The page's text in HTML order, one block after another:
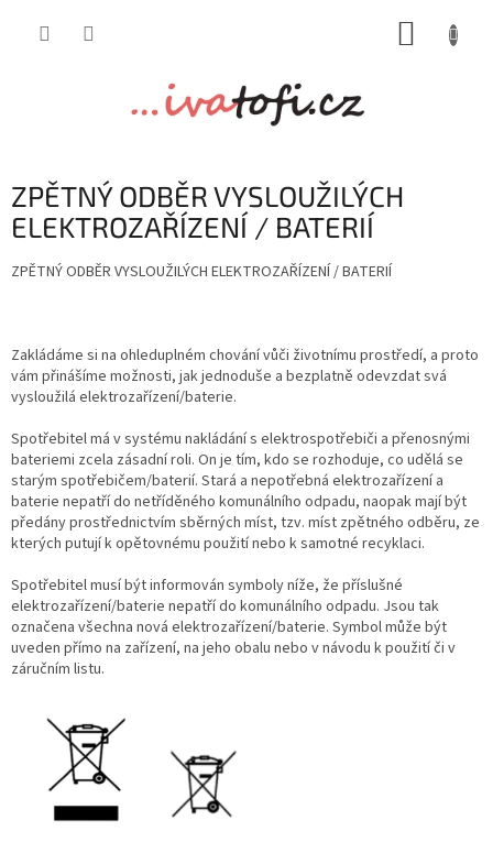
ZPĚTNÝ ODBĚR VYSLOUŽILÝCH
ELEKTROZAŘÍZENÍ / BATERIÍ
ZPĚTNÝ ODBĚR VYSLOUŽILÝCH ELEKTROZAŘÍZENÍ / BATERIÍ
Zakládáme si na ohleduplném chování vůči životnímu prostředí, a proto
vám přinášíme možnosti, jak jednoduše a bezplatně odevzdat svá
vysloužilá elektrozařízení/baterie.
Spotřebitel má v systému nakládání s elektrospotřebiči a přenosnými
bateriemi zcela zásadní roli. On je tím, kdo se rozhoduje, co udělá se
starým spotřebičem/baterií. Stará a nepotřebná elektrozařízení a
baterie nepatří do netříděného komunálního odpadu, naopak mají být
předány prostřednictvím sběrných míst, tzv. míst zpětného odběru, ze
kterých putují k opětovnému použití nebo k samotné recyklaci.
Spotřebitel musí být informován symboly níže, že příslušné
elektrozařízení/baterie nepatří do komunálního odpadu. Jsou tak
označena všechna nová elektrozařízení/baterie. Symbol může být
uveden přímo na zařízení, na jeho obalu nebo v návodu k použití či v
záručním listu.